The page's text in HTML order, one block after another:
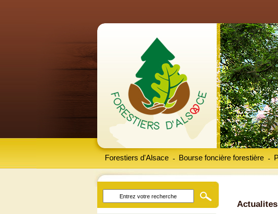
Forestiers d'Alsace Bourse foncière forestière
- -
Actualites